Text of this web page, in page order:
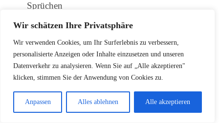
Wir schätzen Ihre Privatsphäre
Wir verwenden Cookies, um Ihr Surferlebnis zu verbessern,
personalisierte Anzeigen oder Inhalte einzusetzen und unseren
Datenverkehr zu analysieren. Wenn Sie auf „Alle akzeptieren"
klicken, stimmen Sie der Anwendung von Cookies zu.
Anpassen Alles ablehnen Alle akzeptieren
Sprüchen
Ein hochwertiger Whisky-Dekanter, um den
besonderen Anlass zu feiern
Eine maßgefertigte Sternenkarte mit Widmung
für den Geburtstagshelden
Darstellung des Jubilars